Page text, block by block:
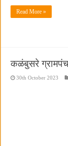
Read More »
कळंबुसरे
30th October 2023